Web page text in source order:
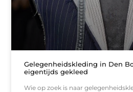
Gelegenheidskleding in Den
eigentijds gekleed
Wie op zoek is naar